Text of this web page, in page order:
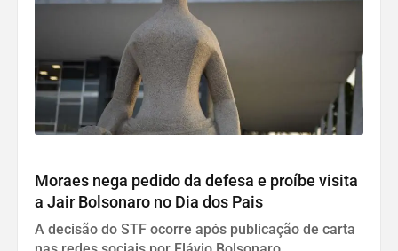
Moraes nega pedido da defesa e proíbe visita
a Jair Bolsonaro no Dia dos Pais
A decisão do STF ocorre após publicação de carta